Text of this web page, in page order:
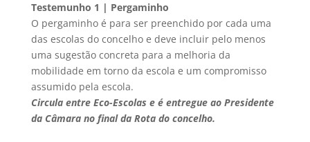
Testemunho 1 | Pergaminho
O pergaminho é para ser preenchido por cada uma
das escolas do concelho e deve incluir pelo menos
uma sugestão concreta para a melhoria da
mobilidade em torno da escola e um compromisso
assumido pela escola.
Circula entre Eco-Escolas e é entregue ao Presidente
da Câmara no final da Rota do concelho.